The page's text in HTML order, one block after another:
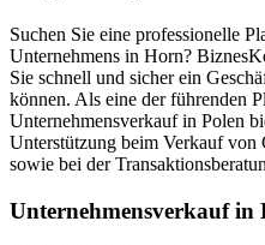
Suchen Sie eine professionelle
Unternehmens in Horn?
Sie schnell und sicher ein
können. Als eine der führenden
Unternehmensverkauf in Polen
Unterstützung beim Verkauf von
sowie bei der
Unternehmensverkauf